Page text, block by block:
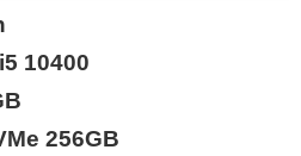
10400
256GB